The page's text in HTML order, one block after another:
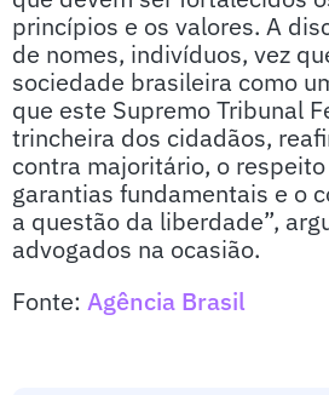
princípios e os valores. A
de nomes, indivíduos, vez
sociedade brasileira como
que este Supremo Tribunal
trincheira dos cidadãos,
contra majoritário, o
garantias fundamentais e o
a questão da liberdade”,
advogados na ocasião.
Fonte: Agência Brasil